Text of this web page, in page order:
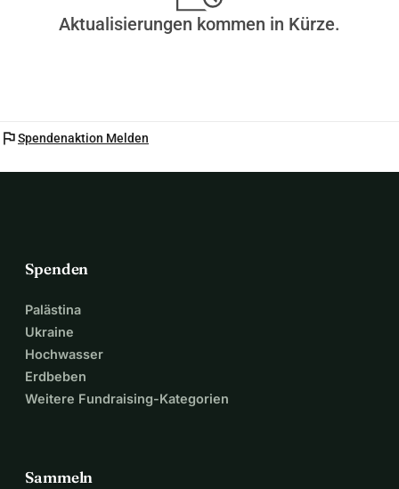
Aktualisierungen kommen in Kürze.
flagSpendenaktion Melden
Spenden
Palästina
Ukraine
Hochwasser
Erdbeben
Weitere Fundraising-Kategorien
Sammeln